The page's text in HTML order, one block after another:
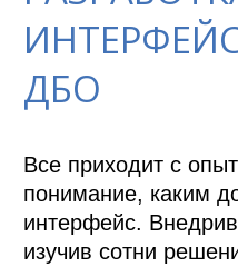
ДБО
Все приходит с
понимание, каким
интерфейс.
изучив сотни